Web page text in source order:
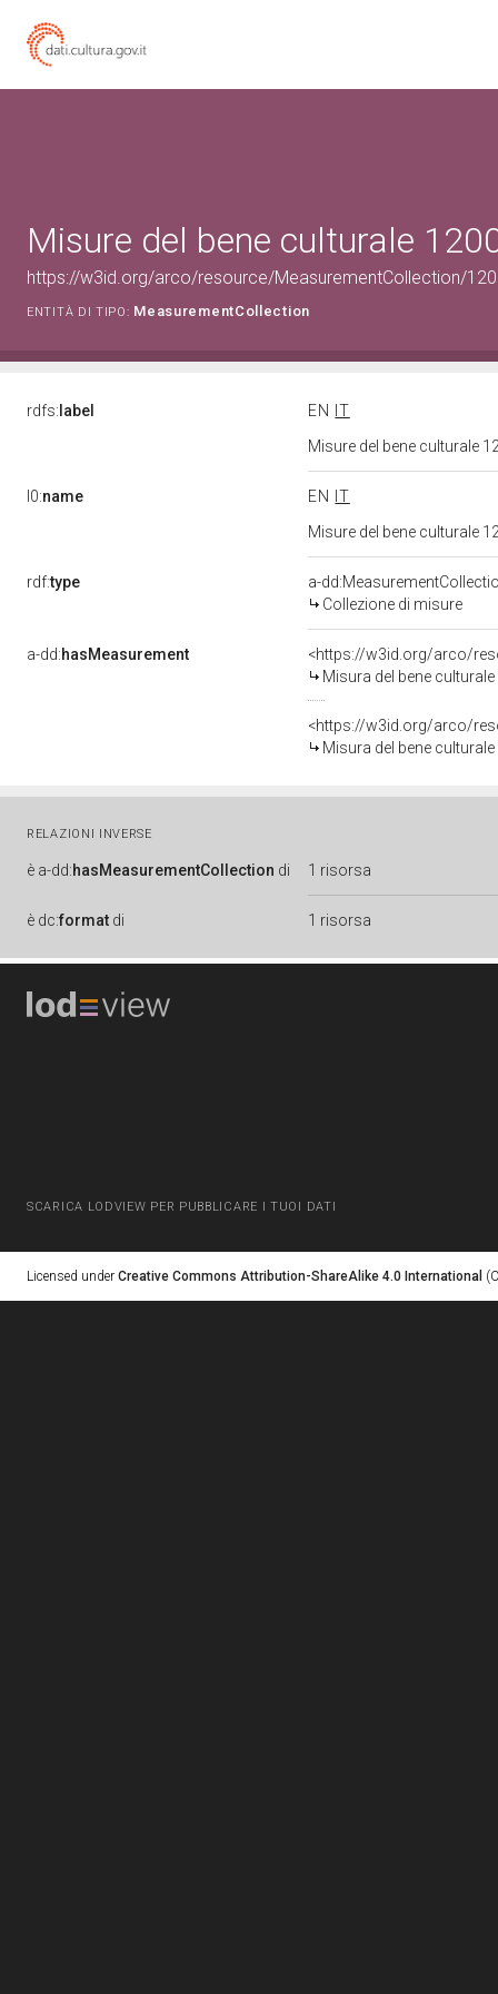
Misure del bene culturale
https://w3id.org/arco/resource/MeasurementCollection/
ENTITÀ DI TIPO: MeasurementCollection
rdfs: label EN
IT
Misure del bene culturale
l0:name EN
IT
Misure del bene culturale
rdf:type
a-
Collezione di misure
a-dd:hasMeasurement
<https://w3id.org/arco/
Misura del bene
<https://w3id.org/arco/
Misura del bene
RELAZIONI INVERSE
è a-dd:hasMeasurementCollection di 1 risorsa
è dc:format di 1 risorsa
SCARICA LODVIEW PER PUBBLICARE I TUOI DATI
Licensed under Creative Commons Attribution-ShareAlike 4.0 International